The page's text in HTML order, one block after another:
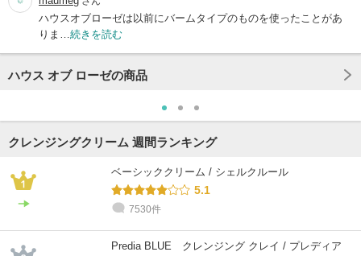
ハウスオブローゼは以前にバームタイプのものを使ったことがあ
りま… 続きを読む
ハウス オブ ローゼの商品
クレンジングクリーム 週間ランキング
ベーシッククリーム / シェルクルール
5.1
7530件
Predia BLUE クレンジング クレイ / プレディア